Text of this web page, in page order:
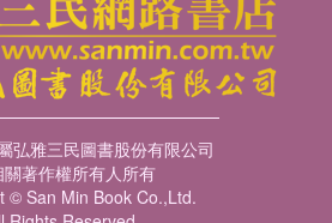
弘雅三民圖書股份有限公司
關著作權所有人所有
© San Min Book Co.,Ltd.